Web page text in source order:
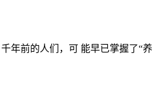
年前的人们，可 能早已掌握了“养